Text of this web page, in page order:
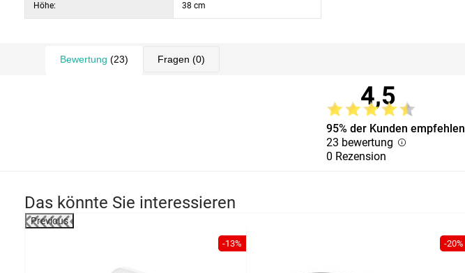
Höhe: 38 cm
Bewertung (23) Fragen (0)
4,5
95% der Kunden empfehlen
23 bewertung
0 Rezension
Das könnte Sie interessieren
Previous
-13% -20%